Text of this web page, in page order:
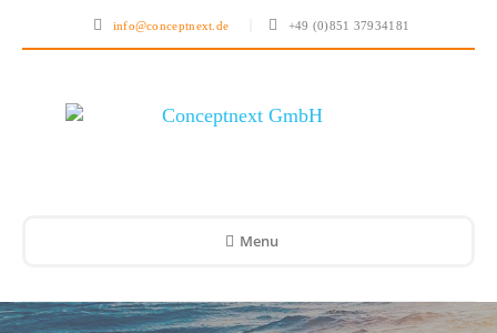
info@conceptnext.de +49 (0)851 37934181
Menu